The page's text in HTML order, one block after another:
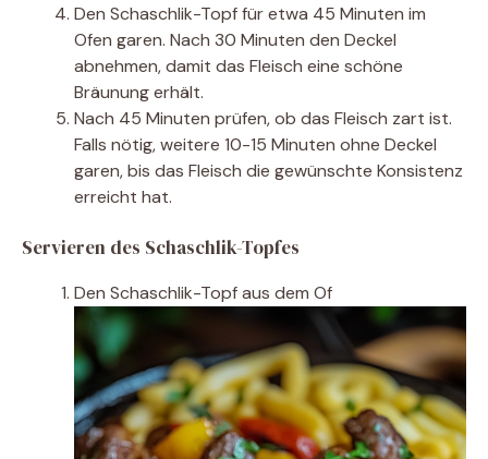
Den Schaschlik-Topf für etwa 45 Minuten im
Ofen garen. Nach 30 Minuten den Deckel
abnehmen, damit das Fleisch eine schöne
Bräunung erhält.
Nach 45 Minuten prüfen, ob das Fleisch zart ist.
Falls nötig, weitere 10-15 Minuten ohne Deckel
garen, bis das Fleisch die gewünschte Konsistenz
erreicht hat.
Servieren des Schaschlik-Topfes
Den Schaschlik-Topf aus dem Of